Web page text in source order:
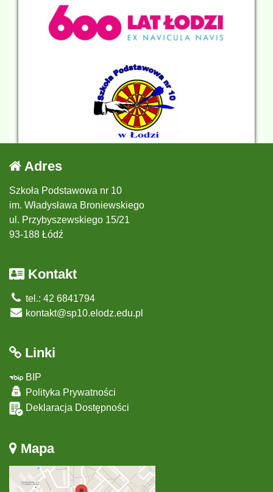
Adres
Szkoła Podstawowa nr 10
im. Władysława Broniewskiego
ul. Przybyszewskiego 15/21
93-188 Łódź
Kontakt
tel.: 42 6841794
kontakt@sp10.elodz.edu.pl
Linki
BIP
Polityka Prywatności
Deklaracja Dostępności
Mapa